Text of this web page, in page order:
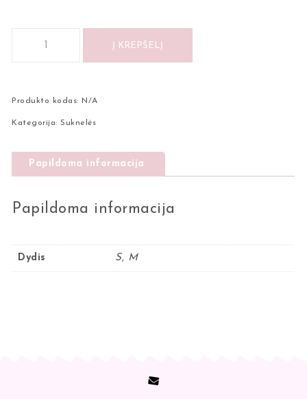
Į KREPŠELĮ
Produkto kodas: N/A
Kategorija:Suknelės
Papildoma informacija
Papildoma informacija
Dydis S, M